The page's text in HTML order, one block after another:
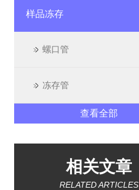
样品冻存
螺口管
冻存管
查看全部
相关文章
RELATED ARTICLES